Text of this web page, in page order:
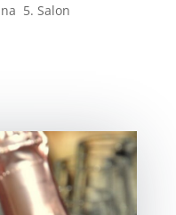
5. Salon